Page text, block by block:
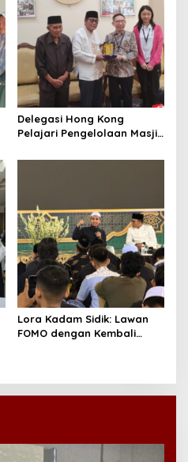
Delegasi Hong Kong
Pelajari Pengelolaan Masjid
Lora Kadam Sidik: Lawan
FOMO dengan Kembali